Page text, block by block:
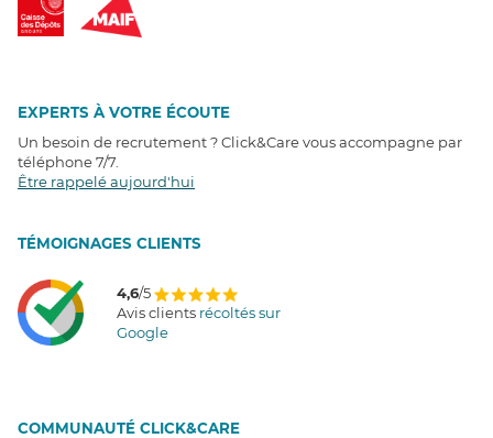
EXPERTS À VOTRE ÉCOUTE
Un besoin de recrutement ? Click&Care vous accompagne par
téléphone 7/7
Être rappelé aujourd'hui
TÉMOIGNAGES CLIENTS
4,6/5
Avis clients récoltés sur
Google
COMMUNAUTÉ CLICK&CARE